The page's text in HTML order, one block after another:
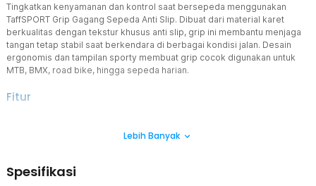
Tingkatkan kenyamanan dan kontrol saat bersepeda menggunakan
TaffSPORT Grip Gagang Sepeda Anti Slip. Dibuat dari material karet
berkualitas dengan tekstur khusus anti slip, grip ini membantu menjaga
tangan tetap stabil saat berkendara di berbagai kondisi jalan. Desain
ergonomis dan tampilan sporty membuat grip cocok digunakan untuk
MTB, BMX, road bike, hingga sepeda harian.
Fitur
Handgrip ini menggunakan material karet berkualitas yang nyaman
tangan tidak mudah tergelincir saat berkeringat maupun saat
Lebih Banyak
Spesifikasi